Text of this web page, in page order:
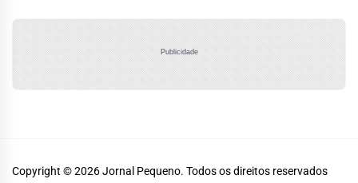
Publicidade
Copyright © 2026Jornal Pequeno. Todos os direitos reservados